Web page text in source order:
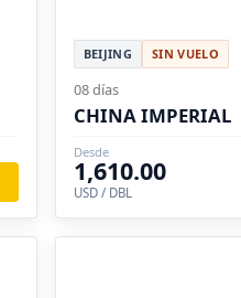
BEIJING SIN VUELO
08 días
CHINA IMPERIAL
Desde
1,610.00
USD / DBL